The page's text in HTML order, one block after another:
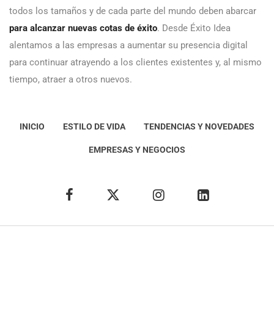
todos los tamaños y de cada parte del mundo deben abarcar
para alcanzar nuevas cotas de éxito. Desde Éxito Idea
alentamos a las empresas a aumentar su presencia digital
para continuar atrayendo a los clientes existentes y, al mismo
tiempo, atraer a otros nuevos.
INICIO ESTILO DE VIDA TENDENCIAS Y NOVEDADES
EMPRESAS Y NEGOCIOS